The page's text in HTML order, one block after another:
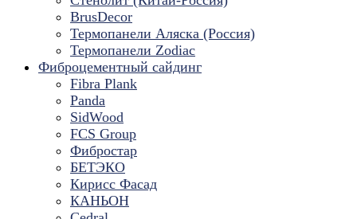
BrusDecor
Термопанели Аляска (Россия)
Термопанели Zodiac
Фиброцементный сайдинг
Fibra Plank
Panda
SidWood
FCS Group
Фибростар
БЕТЭКО
Кирисс Фасад
КАНЬОН